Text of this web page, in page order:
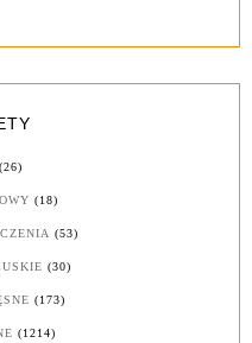
(26)
(18)
(53)
(30)
(173)
(1214)